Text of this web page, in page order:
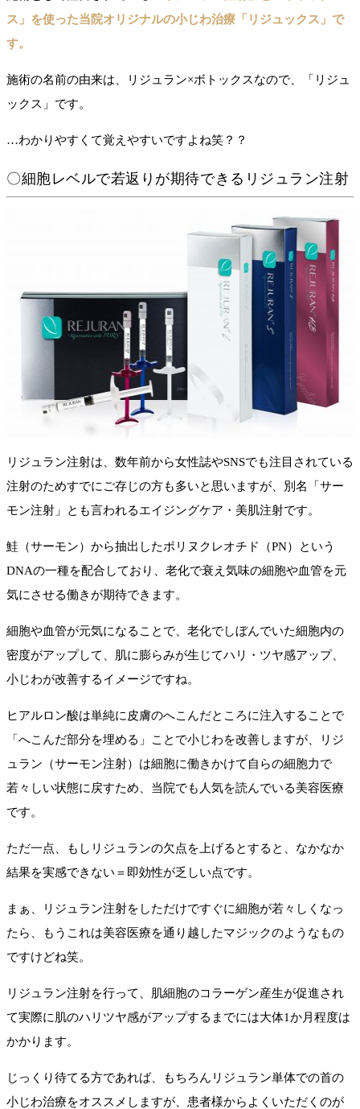
ス」を使った当院オリジナルの小じわ治療「リジュックス」で
す。
施術の名前の由来は、リジュラン×ボトックスなので、「リジュ
ックス」です。
…わかりやすくて覚えやすいですよね笑？？
〇細胞レベルで若返りが期待できるリジュラン注射
リジュラン注射は、数年前から女性誌やSNSでも注目されている
注射のためすでにご存じの方も多いと思いますが、別名「サー
モン注射」とも言われるエイジングケア・美肌注射です。
鮭（サーモン）から抽出したポリヌクレオチド（PN）という
DNAの一種を配合しており、老化で衰え気味の細胞や血管を元
気にさせる働きが期待できます。
細胞や血管が元気になることで、老化でしぼんでいた細胞内の
密度がアップして、肌に膨らみが生じてハリ・ツヤ感アップ、
小じわが改善するイメージですね。
ヒアルロン酸は単純に皮膚のへこんだところに注入することで
「へこんだ部分を埋める」ことで小じわを改善しますが、リジ
ュラン（サーモン注射）は細胞に働きかけて自らの細胞力で
若々しい状態に戻すため、当院でも人気を読んでいる美容医療
です。
ただ一点、もしリジュランの欠点を上げるとすると、なかなか
結果を実感できない＝即効性が乏しい点です。
まぁ、リジュラン注射をしただけですぐに細胞が若々しくなっ
たら、もうこれは美容医療を通り越したマジックのようなもの
ですけどね笑。
リジュラン注射を行って、肌細胞のコラーゲン産生が促進され
て実際に肌のハリツヤ感がアップするまでには大体1か月程度は
かかります。
じっくり待てる方であれば、もちろんリジュラン単体での首の
小じわ治療をオススメしますが、患者様からよくいただくのが